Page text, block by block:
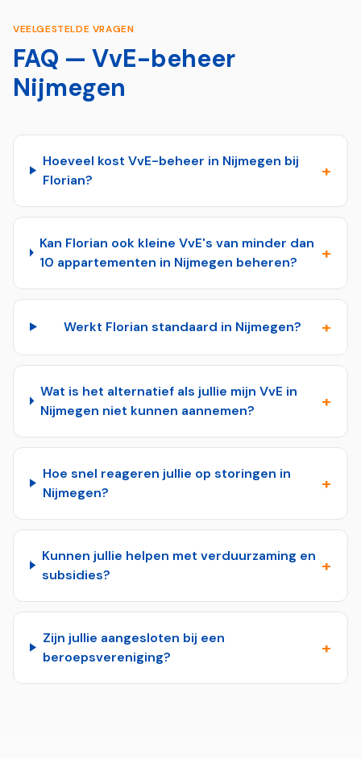
VEELGESTELDE VRAGEN
FAQ — VvE-beheer
Nijmegen
Hoeveel kost VvE-beheer in Nijmegen bij
Florian?
+
Kan Florian ook kleine VvE's van minder dan
10 appartementen in Nijmegen beheren?
+
Werkt Florian standaard in Nijmegen? +
Wat is het alternatief als jullie mijn VvE in
Nijmegen niet kunnen aannemen?
+
Hoe snel reageren jullie op storingen in
Nijmegen?
+
Kunnen jullie helpen met verduurzaming en
subsidies?
+
Zijn jullie aangesloten bij een
beroepsvereniging?
+